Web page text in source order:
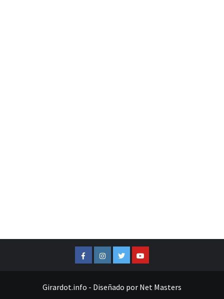
FacebookInstagramTwitterYoutube
Girardot.info - Diseñado por Net Masters